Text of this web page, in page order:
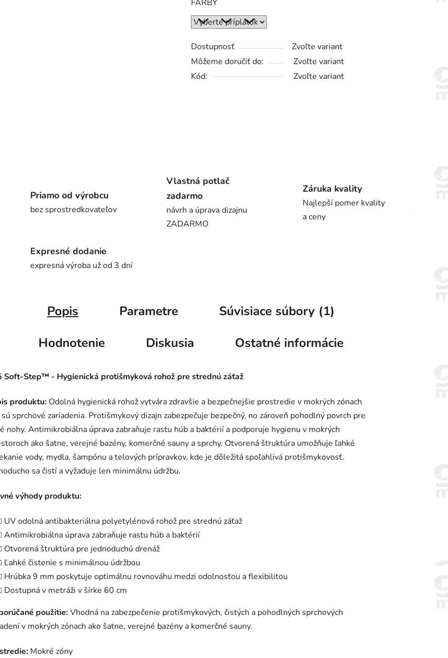
FARBY
Dostupnosť
Zvoľte variant
Môžeme doručiť do:
Zvoľte variant
Kód:
Zvoľte variant
Priamo od výrobcu
bez sprostredkovateľov
Vlastná potlač
zadarmo
návrh a úprava dizajnu
ZADARMO
Záruka kvality
Najlepší pomer kvality
a ceny
Expresné dodanie
expresná výroba už od 3 dní
Popis Parametre
Súvisiace súbory (1)
Hodnotenie
Diskusia Ostatné informácie
Soft-Step™ - Hygienická protišmyková rohož pre strednú záťaž
produktu: Odolná hygienická rohož vytvára zdravšie a bezpečnejšie prostredie v mokrých zónach
sú sprchové zariadenia. Protišmykový dizajn zabezpečuje bezpečný, no zároveň pohodlný povrch pre
nohy. Antimikrobiálna úprava zabraňuje rastu húb a baktérií a podporuje hygienu v mokrých
ako šatne, verejné bazény, komerčné sauny a sprchy. Otvorená štruktúra umožňuje ľahké
vody, mydla, šampónu a telových prípravkov, kde je dôležitá spoľahlivá protišmykovosť.
sa čistí a vyžaduje len minimálnu údržbu.
výhody produktu:
UV odolná antibakteriálna polyetylénová rohož pre strednú záťaž
Antimikrobiálna úprava zabraňuje rastu húb a baktérií
Otvorená štruktúra pre jednoduchú drenáž
Ľahké čistenie s minimálnou údržbou
Hrúbka 9 mm poskytuje optimálnu rovnováhu medzi odolnosťou a flexibilitou
Dostupná v metráži v šírke 60 cm
použitie:Vhodná na zabezpečenie protišmykových, čistých a pohodlných sprchových
v mokrých zónach ako šatne, verejné bazény a komerčné sauny.
Mokré zóny